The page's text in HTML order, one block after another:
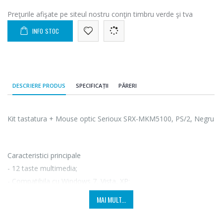
Preţurile afişate pe siteul nostru conţin timbru verde şi tva
INFO STOC
DESCRIERE PRODUS SPECIFICAȚII PĂRERI
Kit tastatura + Mouse optic Serioux SRX-MKM5100, PS/2, Negru
Caracteristici principale
- 12 taste multimedia;
- Compatibila cu Windows 7, Vista, XP;
MAI MULT...
NobeLTek ...
199,00 Lei
Heinner ...